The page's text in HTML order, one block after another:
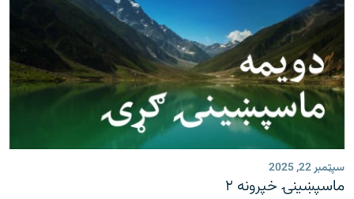
سپټمبر 22, 2025
ماسپښينۍ خپرونه ۲